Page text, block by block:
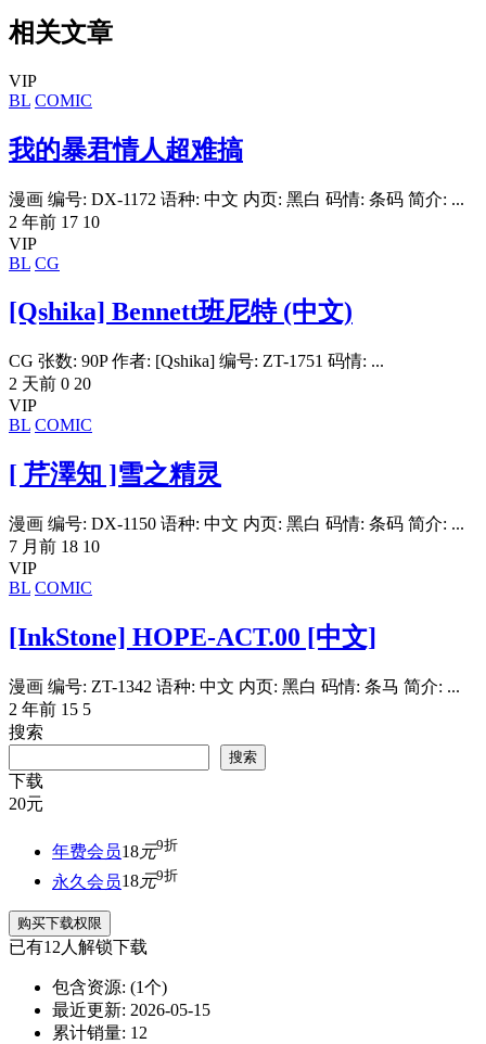
相关文章
VIP
BL COMIC
我的暴君情人超难搞
漫画 编号: DX-1172 语种: 中文 内页: 黑白 码情: 条码 简介: ...
2 年前 17 10
VIP
BL CG
[Qshika] Bennett班尼特 (中文)
CG 张数: 90P 作者: [Qshika] 编号: ZT-1751 码情: ...
2 天前 0 20
VIP
BL COMIC
[ 芹澤知 ]雪之精灵
漫画 编号: DX-1150 语种: 中文 内页: 黑白 码情: 条码 简介: ...
7 月前 18 10
VIP
BL COMIC
[InkStone] HOPE-ACT.00 [中文]
漫画 编号: ZT-1342 语种: 中文 内页: 黑白 码情: 条马 简介: ...
2 年前 15 5
搜索
搜索
下载
20元
年费会员18元9折
永久会员18元9折
购买下载权限
已有12人解锁下载
包含资源: (1个)
最近更新: 2026-05-15
累计销量: 12